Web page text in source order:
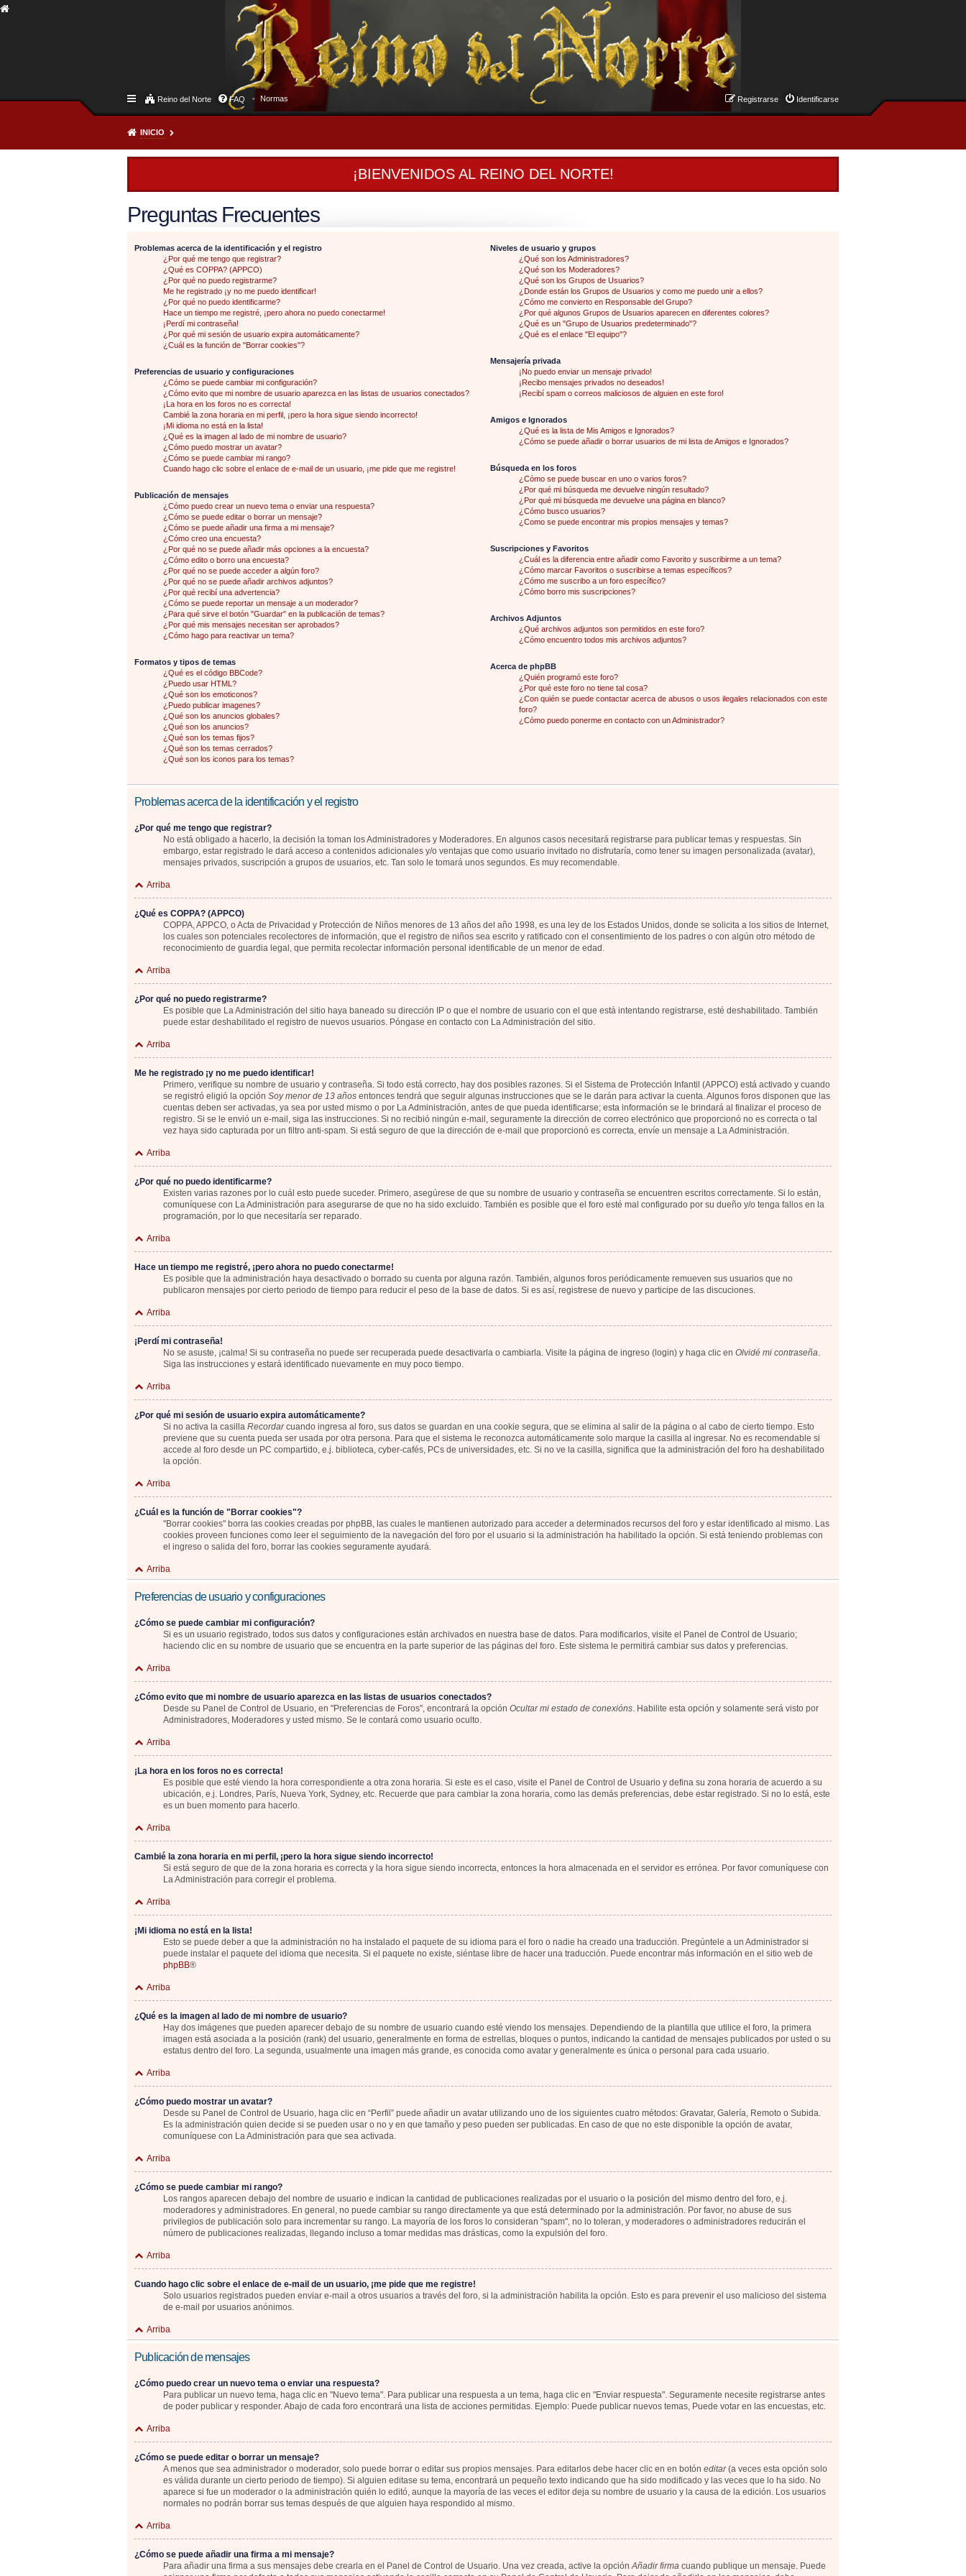
Reino del Norte FAQ Normas Identificarse
Registrarse
INICIO
¡BIENVENIDOS AL REINO DEL NORTE!
Preguntas Frecuentes
Problemas acerca de la identificación y el registro
¿Por qué me tengo que registrar?
¿Qué es COPPA? (APPCO)
¿Por qué no puedo registrarme?
Me he registrado ¡y no me puedo identificar!
¿Por qué no puedo identificarme?
Hace un tiempo me registré, ¡pero ahora no puedo conectarme!
¡Perdí mi contraseña!
¿Por qué mi sesión de usuario expira automáticamente?
¿Cuál es la función de "Borrar cookies"?
Preferencias de usuario y configuraciones
¿Cómo se puede cambiar mi configuración?
¿Cómo evito que mi nombre de usuario aparezca en las listas de usuarios conectados?
¡La hora en los foros no es correcta!
Cambié la zona horaria en mi perfil, ¡pero la hora sigue siendo incorrecto!
¡Mi idioma no está en la lista!
¿Qué es la imagen al lado de mi nombre de usuario?
¿Cómo puedo mostrar un avatar?
¿Cómo se puede cambiar mi rango?
Cuando hago clic sobre el enlace de e-mail de un usuario, ¡me pide que me registre!
Publicación de mensajes
¿Cómo puedo crear un nuevo tema o enviar una respuesta?
¿Cómo se puede editar o borrar un mensaje?
¿Cómo se puede añadir una firma a mi mensaje?
¿Cómo creo una encuesta?
¿Por qué no se puede añadir más opciones a la encuesta?
¿Cómo edito o borro una encuesta?
¿Por qué no se puede acceder a algún foro?
¿Por qué no se puede añadir archivos adjuntos?
¿Por qué recibí una advertencia?
¿Cómo se puede reportar un mensaje a un moderador?
¿Para qué sirve el botón "Guardar" en la publicación de temas?
¿Por qué mis mensajes necesitan ser aprobados?
¿Cómo hago para reactivar un tema?
Formatos y tipos de temas
¿Qué es el código BBCode?
¿Puedo usar HTML?
¿Qué son los emoticonos?
¿Puedo publicar imagenes?
¿Qué son los anuncios globales?
¿Qué son los anuncios?
¿Qué son los temas fijos?
¿Qué son los temas cerrados?
¿Qué son los iconos para los temas?
Niveles de usuario y grupos
¿Qué son los Administradores?
¿Qué son los Moderadores?
¿Qué son los Grupos de Usuarios?
¿Donde están los Grupos de Usuarios y como me puedo unir a ellos?
¿Cómo me convierto en Responsable del Grupo?
¿Por qué algunos Grupos de Usuarios aparecen en diferentes colores?
¿Qué es un "Grupo de Usuarios predeterminado"?
¿Qué es el enlace "El equipo"?
Mensajería privada
¡No puedo enviar un mensaje privado!
¡Recibo mensajes privados no deseados!
¡Recibí spam o correos maliciosos de alguien en este foro!
Amigos e Ignorados
¿Qué es la lista de Mis Amigos e Ignorados?
¿Cómo se puede añadir o borrar usuarios de mi lista de Amigos e Ignorados?
Búsqueda en los foros
¿Cómo se puede buscar en uno o varios foros?
¿Por qué mi búsqueda me devuelve ningún resultado?
¿Por qué mi búsqueda me devuelve una página en blanco?
¿Cómo busco usuarios?
¿Como se puede encontrar mis propios mensajes y temas?
Suscripciones y Favoritos
¿Cuál es la diferencia entre añadir como Favorito y suscribirme a un tema?
¿Cómo marcar Favoritos o suscribirse a temas específicos?
¿Cómo me suscribo a un foro específico?
¿Cómo borro mis suscripciones?
Archivos Adjuntos
¿Qué archivos adjuntos son permitidos en este foro?
¿Cómo encuentro todos mis archivos adjuntos?
Acerca de phpBB
¿Quién programó este foro?
¿Por qué este foro no tiene tal cosa?
¿Con quién se puede contactar acerca de abusos o usos ilegales relacionados con este
foro?
¿Cómo puedo ponerme en contacto con un Administrador?
Problemas acerca de la identificación y el registro
¿Por qué me tengo que registrar?
No está obligado a hacerlo, la decisión la toman los Administradores y Moderadores. En algunos casos necesitará registrarse para publicar temas y respuestas. Sin
embargo, estar registrado le dará acceso a contenidos adicionales y/o ventajas que como usuario invitado no disfrutaría, como tener su imagen personalizada (avatar),
mensajes privados, suscripción a grupos de usuarios, etc. Tan solo le tomará unos segundos. Es muy recomendable.
Arriba
¿Qué es COPPA? (APPCO)
COPPA, APPCO, o Acta de Privacidad y Protección de Niños menores de 13 años del año 1998, es una ley de los Estados Unidos, donde se solicita a los sitios de Internet,
los cuales son potenciales recolectores de información, que el registro de niños sea escrito y ratificado con el consentimiento de los padres o con algún otro método de
reconocimiento de guardia legal, que permita recolectar información personal identificable de un menor de edad.
Arriba
¿Por qué no puedo registrarme?
Es posible que La Administración del sitio haya baneado su dirección IP o que el nombre de usuario con el que está intentando registrarse, esté deshabilitado. También
puede estar deshabilitado el registro de nuevos usuarios. Póngase en contacto con La Administración del sitio.
Arriba
Me he registrado ¡y no me puedo identificar!
Primero, verifique su nombre de usuario y contraseña. Si todo está correcto, hay dos posibles razones. Si el Sistema de Protección Infantil (APPCO) está activado y cuando
se registró eligió la opción Soy menor de 13 años entonces tendrá que seguir algunas instrucciones que se le darán para activar la cuenta. Algunos foros disponen que las
cuentas deben ser activadas, ya sea por usted mismo o por La Administración, antes de que pueda identificarse; esta información se le brindará al finalizar el proceso de
registro. Si se le envió un e-mail, siga las instrucciones. Si no recibió ningún e-mail, seguramente la dirección de correo electrónico que proporcionó no es correcta o tal
vez haya sido capturada por un filtro anti-spam. Si está seguro de que la dirección de e-mail que proporcionó es correcta, envíe un mensaje a La Administración.
Arriba
¿Por qué no puedo identificarme?
Existen varias razones por lo cuál esto puede suceder. Primero, asegúrese de que su nombre de usuario y contraseña se encuentren escritos correctamente. Si lo están,
comuníquese con La Administración para asegurarse de que no ha sido excluido. También es posible que el foro esté mal configurado por su dueño y/o tenga fallos en la
programación, por lo que necesitaría ser reparado.
Arriba
Hace un tiempo me registré, ¡pero ahora no puedo conectarme!
Es posible que la administración haya desactivado o borrado su cuenta por alguna razón. También, algunos foros periódicamente remueven sus usuarios que no
publicaron mensajes por cierto periodo de tiempo para reducir el peso de la base de datos. Si es así, registrese de nuevo y participe de las discuciones.
Arriba
¡Perdí mi contraseña!
No se asuste, ¡calma! Si su contraseña no puede ser recuperada puede desactivarla o cambiarla. Visite la página de ingreso (login) y haga clic en Olvidé mi contraseña.
Siga las instrucciones y estará identificado nuevamente en muy poco tiempo.
Arriba
¿Por qué mi sesión de usuario expira automáticamente?
Si no activa la casilla Recordarcuando ingresa al foro, sus datos se guardan en una cookie segura, que se elimina al salir de la página o al cabo de cierto tiempo. Esto
previene que su cuenta pueda ser usada por otra persona. Para que el sistema le reconozca automáticamente solo marque la casilla al ingresar. No es recomendable si
accede al foro desde un PC compartido, e.j. biblioteca, cyber-cafés, PCs de universidades, etc. Si no ve la casilla, significa que la administración del foro ha deshabilitado
la opción.
Arriba
¿Cuál es la función de "Borrar cookies"?
"Borrar cookies" borra las cookies creadas por phpBB, las cuales le mantienen autorizado para acceder a determinados recursos del foro y estar identificado al mismo. Las
cookies proveen funciones como leer el seguimiento de la navegación del foro por el usuario si la administración ha habilitado la opción. Si está teniendo problemas con
el ingreso o salida del foro, borrar las cookies seguramente ayudará.
Arriba
Preferencias de usuario y configuraciones
¿Cómo se puede cambiar mi configuración?
Si es un usuario registrado, todos sus datos y configuraciones están archivados en nuestra base de datos. Para modificarlos, visite el Panel de Control de Usuario;
haciendo clic en su nombre de usuario que se encuentra en la parte superior de las páginas del foro. Este sistema le permitirá cambiar sus datos y preferencias.
Arriba
¿Cómo evito que mi nombre de usuario aparezca en las listas de usuarios conectados?
Desde su Panel de Control de Usuario, en "Preferencias de Foros", encontrará la opción Ocultar mi estado de conexións. Habilite esta opción y solamente será visto por
Administradores, Moderadores y usted mismo. Se le contará como usuario oculto.
Arriba
¡La hora en los foros no es correcta!
Es posible que esté viendo la hora correspondiente a otra zona horaria. Si este es el caso, visite el Panel de Control de Usuario y defina su zona horaria de acuerdo a su
ubicación, e.j. Londres, París, Nueva York, Sydney, etc. Recuerde que para cambiar la zona horaria, como las demás preferencias, debe estar registrado. Si no lo está, este
es un buen momento para hacerlo.
Arriba
Cambié la zona horaria en mi perfil, ¡pero la hora sigue siendo incorrecto!
Si está seguro de que de la zona horaria es correcta y la hora sigue siendo incorrecta, entonces la hora almacenada en el servidor es errónea. Por favor comuníquese con
La Administración para corregir el problema.
Arriba
¡Mi idioma no está en la lista!
Esto se puede deber a que la administración no ha instalado el paquete de su idioma para el foro o nadie ha creado una traducción. Pregúntele a un Administrador si
puede instalar el paquete del idioma que necesita. Si el paquete no existe, siéntase libre de hacer una traducción. Puede encontrar más información en el sitio web de
phpBB®
Arriba
¿Qué es la imagen al lado de mi nombre de usuario?
Hay dos imágenes que pueden aparecer debajo de su nombre de usuario cuando esté viendo los mensajes. Dependiendo de la plantilla que utilice el foro, la primera
imagen está asociada a la posición (rank) del usuario, generalmente en forma de estrellas, bloques o puntos, indicando la cantidad de mensajes publicados por usted o su
estatus dentro del foro. La segunda, usualmente una imagen más grande, es conocida como avatar y generalmente es única o personal para cada usuario.
Arriba
¿Cómo puedo mostrar un avatar?
Desde su Panel de Control de Usuario, haga clic en “Perfil” puede añadir un avatar utilizando uno de los siguientes cuatro métodos: Gravatar, Galería, Remoto o Subida.
Es la administración quien decide si se pueden usar o no y en que tamaño y peso pueden ser publicadas. En caso de que no este disponible la opción de avatar,
comuníquese con La Administración para que sea activada.
Arriba
¿Cómo se puede cambiar mi rango?
Los rangos aparecen debajo del nombre de usuario e indican la cantidad de publicaciones realizadas por el usuario o la posición del mismo dentro del foro, e.j.
moderadores y administradores. En general, no puede cambiar su rango directamente ya que está determinado por la administración. Por favor, no abuse de sus
privilegios de publicación solo para incrementar su rango. La mayoría de los foros lo consideran "spam", no lo toleran, y moderadores o administradores reducirán el
número de publicaciones realizadas, llegando incluso a tomar medidas mas drásticas, como la expulsión del foro.
Arriba
Cuando hago clic sobre el enlace de e-mail de un usuario, ¡me pide que me registre!
Solo usuarios registrados pueden enviar e-mail a otros usuarios a través del foro, si la administración habilita la opción. Esto es para prevenir el uso malicioso del sistema
de e-mail por usuarios anónimos.
Arriba
Publicación de mensajes
¿Cómo puedo crear un nuevo tema o enviar una respuesta?
Para publicar un nuevo tema, haga clic en "Nuevo tema". Para publicar una respuesta a un tema, haga clic en "Enviar respuesta". Seguramente necesite registrarse antes
de poder publicar y responder. Abajo de cada foro encontrará una lista de acciones permitidas. Ejemplo: Puede publicar nuevos temas, Puede votar en las encuestas, etc.
Arriba
¿Cómo se puede editar o borrar un mensaje?
A menos que sea administrador o moderador, solo puede borrar o editar sus propios mensajes. Para editarlos debe hacer clic en en botón editar(a veces esta opción solo
es válida durante un cierto periodo de tiempo). Si alguien editase su tema, encontrará un pequeño texto indicando que ha sido modificado y las veces que lo ha sido. No
aparece si fue un moderador o la administración quién lo editó, aunque la mayoría de las veces el editor deja su nombre de usuario y la causa de la edición. Los usuarios
normales no podrán borrar sus temas después de que alguien haya respondido al mismo.
Arriba
¿Cómo se puede añadir una firma a mi mensaje?
Para añadir una firma a sus mensajes debe crearla en el Panel de Control de Usuario. Una vez creada, active la opciónAñadir firma cuando publique un mensaje. Puede